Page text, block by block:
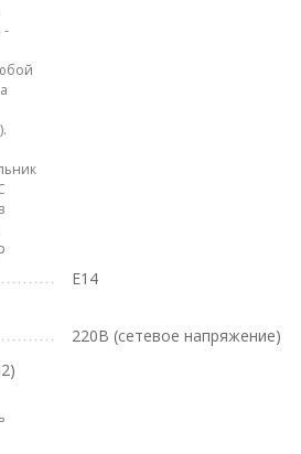
-
E14
220В (сетевое напряжение)